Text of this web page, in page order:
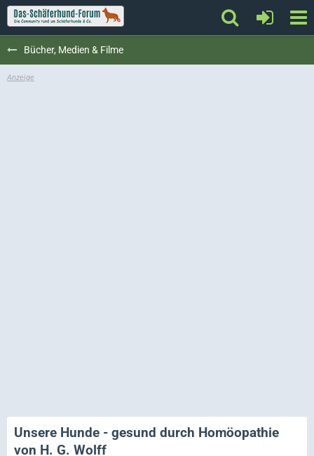
Bücher, Medien & Filme
Unsere Hunde - gesund durch Homöopathie
von H. G. Wolff